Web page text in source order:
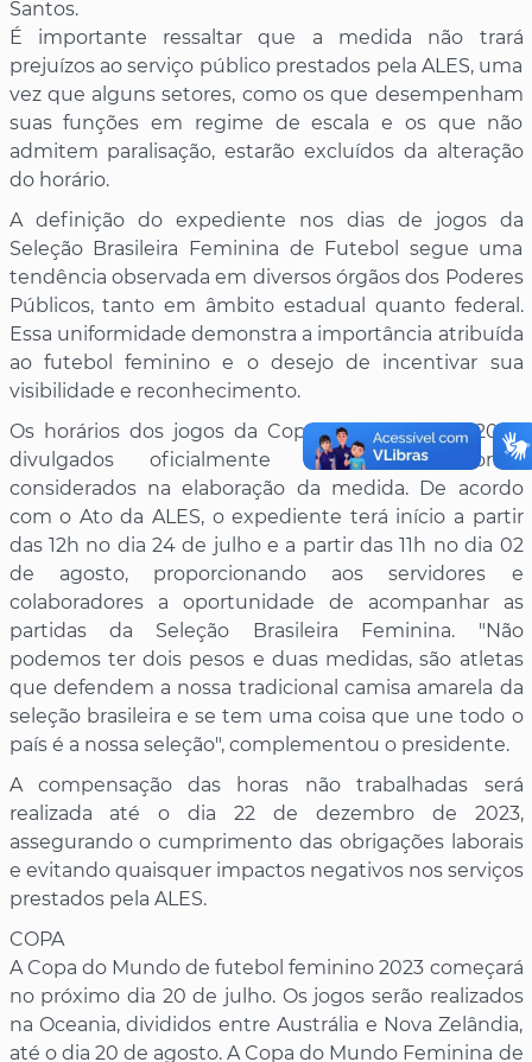
Santos.
É importante ressaltar que a medida não trará
prejuízos ao serviço público prestados pela ALES, uma
vez que alguns setores, como os que desempenham
suas funções em regime de escala e os que não
admitem paralisação, estarão excluídos da alteração
do horário.
A definição do expediente nos dias de jogos da
Seleção Brasileira Feminina de Futebol segue uma
tendência observada em diversos órgãos dos Poderes
Públicos, tanto em âmbito estadual quanto federal.
Essa uniformidade demonstra a importância atribuída
ao futebol feminino e o desejo de incentivar sua
visibilidade e reconhecimento.
Os horários dos jogos da Copa do Mundo de 2023,
divulgados oficialmente pela FIFA, foram
considerados na elaboração da medida. De acordo
com o Ato da ALES, o expediente terá início a partir
das 12h no dia 24 de julho e a partir das 11h no dia 02
de agosto, proporcionando aos servidores e
colaboradores a oportunidade de acompanhar as
partidas da Seleção Brasileira Feminina. "Não
podemos ter dois pesos e duas medidas, são atletas
que defendem a nossa tradicional camisa amarela da
seleção brasileira e se tem uma coisa que une todo o
país é a nossa seleção", complementou o presidente.
A compensação das horas não trabalhadas será
realizada até o dia 22 de dezembro de 2023,
assegurando o cumprimento das obrigações laborais
e evitando quaisquer impactos negativos nos serviços
prestados pela ALES.
COPA
A Copa do Mundo de futebol feminino 2023 começará
no próximo dia 20 de julho. Os jogos serão realizados
na Oceania, divididos entre Austrália e Nova Zelândia,
até o dia 20 de agosto. A Copa do Mundo Feminina de